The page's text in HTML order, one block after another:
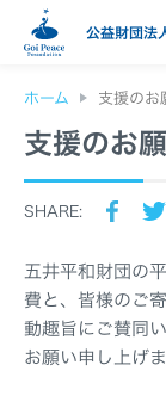
公益財団法
ホーム 支援のお
支援のお
SHARE:
五井平和財団の
費と、皆様のご
動趣旨にご賛同
お願い申し上げま